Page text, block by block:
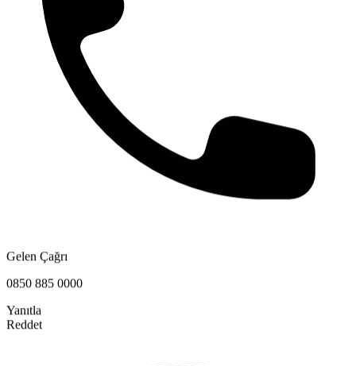
Gelen Çağrı
0850 885 0000
Yanıtla
Reddet